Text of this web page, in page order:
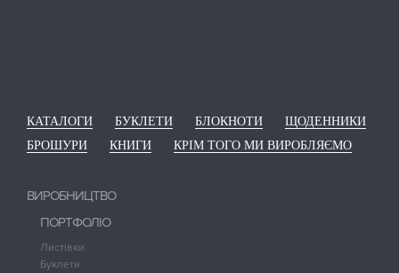
КАТАЛОГИ БУКЛЕТИ БЛОКНОТИ
ЩОДЕННИКИ
БРОШУРИ
КНИГИ КРІМ ТОГО МИ ВИРОБЛЯЄМО
ВИРОБНИЦТВО
ПОРТФОЛІО
Листівки
Буклети